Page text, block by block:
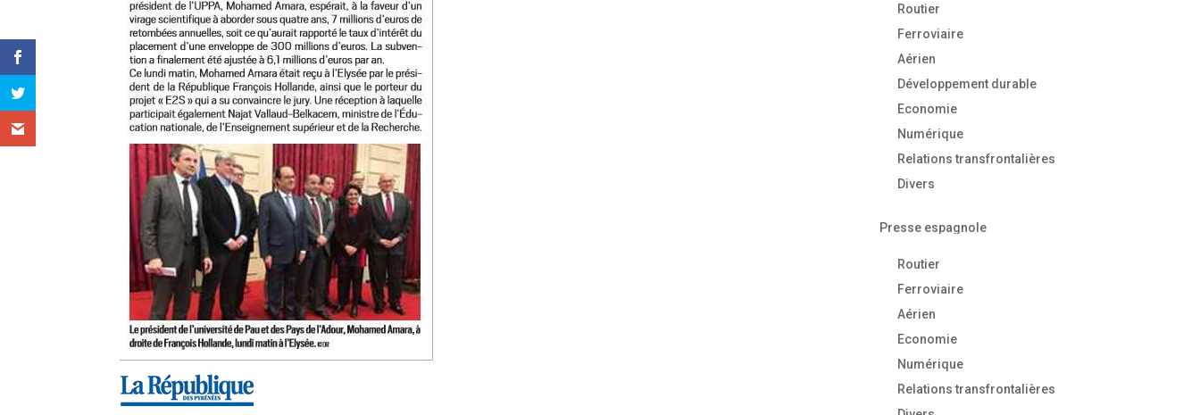
Routier
Ferroviaire
Aérien
Développement durable
Economie
Numérique
Relations transfrontalières
Divers
Presse espagnole
Routier
Ferroviaire
Aérien
Economie
Numérique
Relations transfrontalières